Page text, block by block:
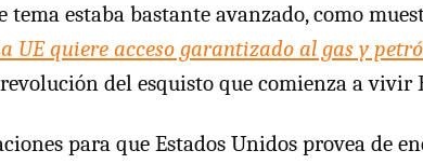
tema estaba bastante avanzado, como
UE quiere acceso garantizado al gas y
del esquisto que comienza a vivir
para que Estados Unidos provea de